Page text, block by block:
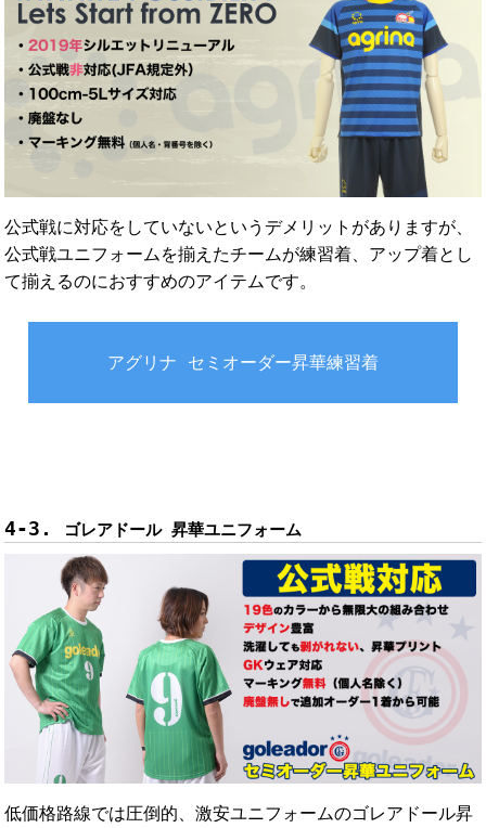
公式戦に対応をしていないというデメリットがありますが、
公式戦ユニフォームを揃えたチームが練習着、アップ着とし
て揃えるのにおすすめのアイテムです。
アグリナ セミオーダー昇華練習着
ゴレアドール 昇華ユニフォーム
低価格路線では圧倒的、激安ユニフォームのゴレアドール昇